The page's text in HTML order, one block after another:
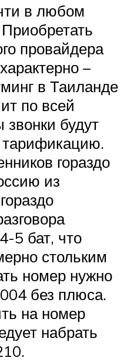
в любом
провайдера
–
в Таиланде
по всей
звонки будут
гораздо
из
5 бат, что
стольким
номер нужно
без плюса.
на номер
набрать